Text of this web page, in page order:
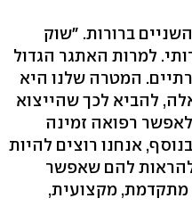
ברורות. "שוק
למרות האתגר הגדול
המטרה שלנו היא
להביא לכך שהייצוא
ולאפשר רפואה זמינה
אנחנו רוצים להיות
להם שאפשר
מתקדמת, מקצועית,